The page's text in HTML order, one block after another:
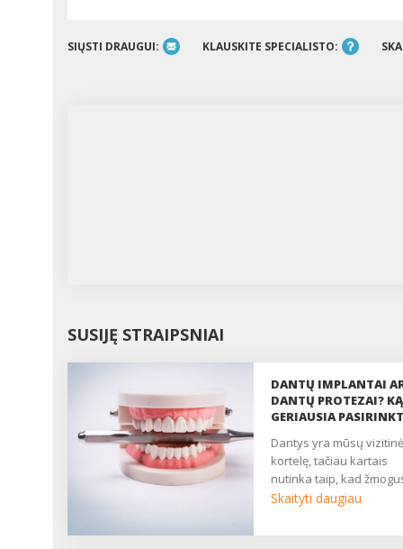
SIŲSTI DRAUGUI: KLAUSKITE SPECIALISTO:
SUSIJĘ STRAIPSNIAI
DANTŲ IMPLANTAI
DANTŲ PROTEZAI? KĄ
GERIAUSIA
dantys yra mūsų vizitinė
kortelę, tačiau kartais
nutinka taip, kad
Skaityti daugiau